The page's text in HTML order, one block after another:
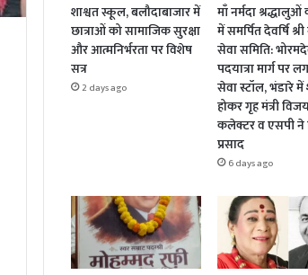
शाश्वत स्कूल, बलौदाबाजार में
छात्राओं को सामाजिक सुरक्षा
और आत्मनिर्भरता पर विशेष
सत्र
2 days ago
माँ नर्मदा
में समर्पित देवर्षि
सेवा समिति:
पदयात्रा मार्ग पर
सेवा स्टॉल, भंडारे में
होकर गृह मंत्री
कलेक्टर व एसपी ने
प्रसाद
6 days ago